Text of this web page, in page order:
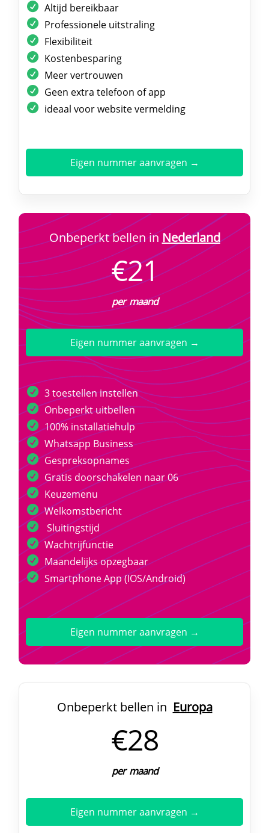
Altijd bereikbaar
Professionele uitstraling
Flexibiliteit
Kostenbesparing
Meer vertrouwen
Geen extra telefoon of app
ideaal voor website vermelding
Eigen nummer aanvragen →
Onbeperkt bellen inNederland
€21
per maand
Eigen nummer aanvragen →
3 toestellen instellen
Onbeperkt uitbellen
100% installatiehulp
Whatsapp Business
Gespreksopnames
Gratis doorschakelen naar 06
Keuzemenu
Welkomstbericht
Sluitingstijd
Wachtrijfunctie
Maandelijks opzegbaar
Smartphone App (IOS/Android)
Eigen nummer aanvragen →
Onbeperkt bellen in Europa
€28
per maand
Eigen nummer aanvragen →